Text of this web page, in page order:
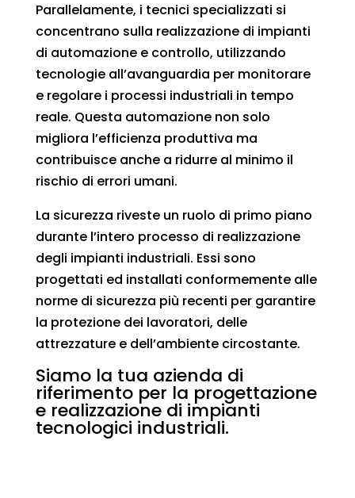
Parallelamente, i tecnici specializzati si
concentrano sulla realizzazione di impianti
di automazione e controllo, utilizzando
tecnologie all’avanguardia per monitorare
e regolare i processi industriali in tempo
reale. Questa automazione non solo
migliora l’efficienza produttiva ma
contribuisce anche a ridurre al minimo il
rischio di errori umani.
La sicurezza riveste un ruolo di primo piano
durante l’intero processo di realizzazione
degli impianti industriali. Essi sono
progettati ed installati conformemente alle
norme di sicurezza più recenti per garantire
la protezione dei lavoratori, delle
attrezzature e dell’ambiente circostante.
Siamo la tua azienda di
riferimento per la progettazione
e realizzazione di impianti
tecnologici industriali.